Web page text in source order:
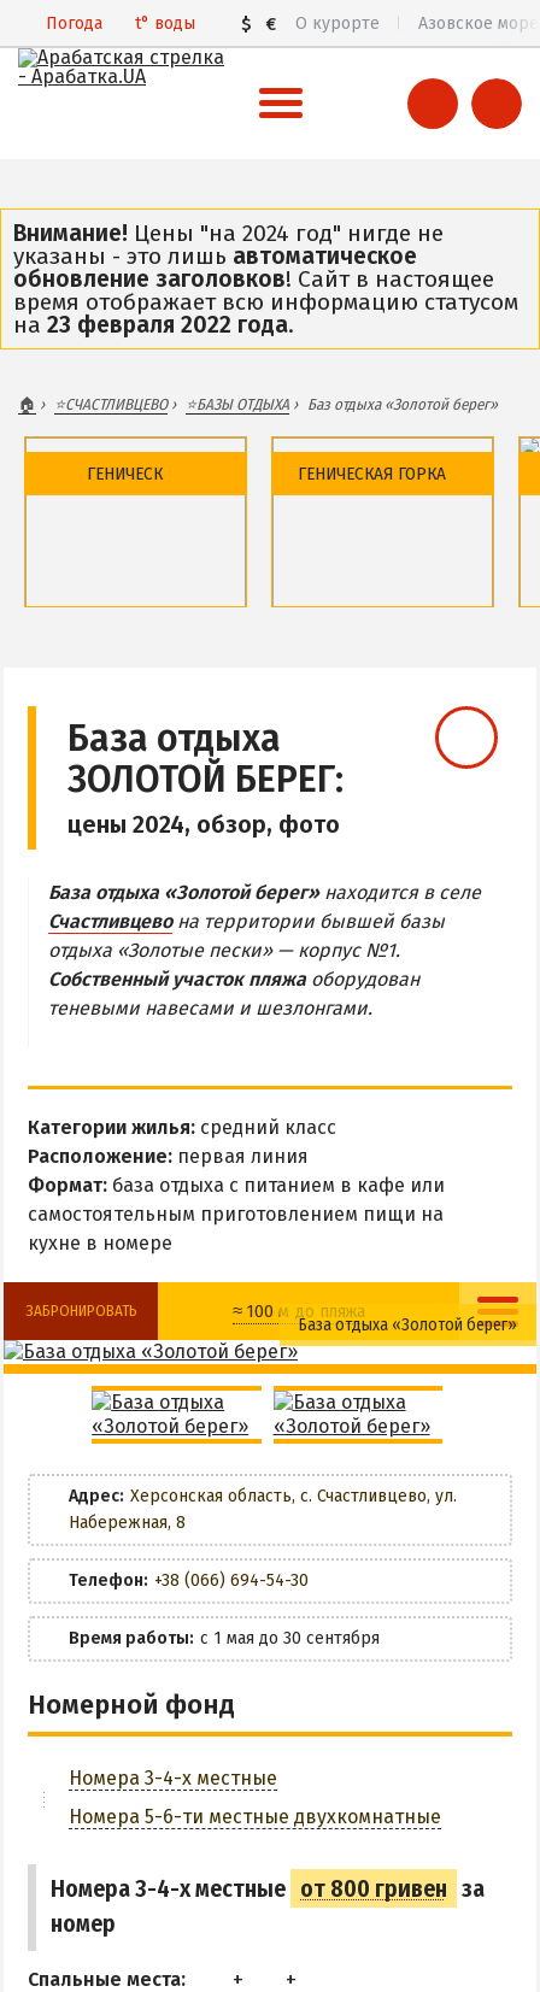
Погода t° воды $ € О курорте Азовское море
Все базы отдыха и отели
Общий обзор курорта
Арабатская Стрелка в 3D
Пляжи
Все веб-камеры
Карта
Все отели и пансионаты Геническа
ГЕНИЧЕСКАЯ ГОРКА
Обзор Генгорки
Все базы отдыха и отели Генгорки
Карта Генгорки
ПРИОЗЕРНОЕ
СЧАСТЛИВЦЕВО
Все базы отдыха в Счастливцево
Веб-камеры в Счастливцево
Карта Счастливцево
СТРЕЛКОВОЕ
Обзор Стрелкового
Все базы отдыха в Стрелковом
Веб-камеры Стрелкового
Карта Стрелкового
ЧАСТНЫЙ СЕКТОР
Жилье в частном секторе
ОТДЫХ С ПАЛАТКОЙ
ПЕРВАЯ ЛИНИЯ
ОТЕЛИ С БАССЕЙНОМ
ОТЕЛИ С ПИТАНИЕМ
ГОРЯЧИЕ ИСТОЧНИКИ
Водолечебница
Источники в Стрелковом
Арабатские Термы
Все источники Херсонщины
Внимание! Цены "на 2024 год" нигде не
указаны - это лишь автоматическое
обновление заголовков! Сайт в настоящее
время отображает всю информацию статусом
на 23 февраля 2022 года.
🏠 ⭐️СЧАСТЛИВЦЕВО ⭐️БАЗЫ ОТДЫХА Баз отдыха «Золотой берег»
ГЕНИЧЕСК ГЕНИЧЕСКАЯ ГОРКА
База отдыха
ЗОЛОТОЙ БЕРЕГ:
цены 2024, обзор, фото
База отдыха «Золотой берег»находится в селе
Счастливцевона территории бывшей базы
отдыха «Золотые пески» — корпус №1.
Собственный участок пляжа оборудован
теневыми навесами и шезлонгами.
Категории жилья: средний класс
Расположение: первая линия
Формат: база отдыха с питанием в кафе или
самостоятельным приготовлением пищи на
кухне в номере
ЗАБРОНИРОВАТЬ ≈ 100 м до пляжа
Детская площадка
Столовая
Кафе
Кухня в номере
Мангальная зона
Спортплощадка
Парковка
ЗАБРОНИРОВАТЬ
База отдыха «Золотой берег»
Адрес: Херсонская область, с. Счастливцево, ул.
Набережная, 8
Телефон: +38 (066) 694-54-30
Время работы: с 1 мая до 30 сентября
Номерной фонд
Номера 3-4-х местные
Номера 5-6-ти местные двухкомнатные
Номера 3-4-х местные от 800 гривен за
номер
Спальные места: